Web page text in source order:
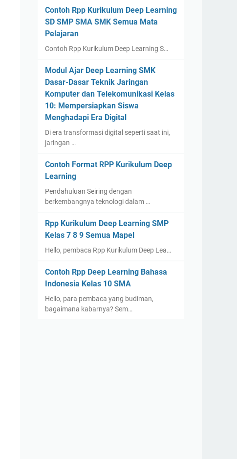
Contoh Rpp Kurikulum Deep Learning
SD SMP SMA SMK Semua Mata
Pelajaran
Contoh Rpp Kurikulum Deep Learning S…
Modul Ajar Deep Learning SMK
Dasar-Dasar Teknik Jaringan
Komputer dan Telekomunikasi Kelas
10: Mempersiapkan Siswa
Menghadapi Era Digital
Di era transformasi digital seperti saat ini,
jaringan …
Contoh Format RPP Kurikulum Deep
Learning
Pendahuluan Seiring dengan
berkembangnya teknologi dalam …
Rpp Kurikulum Deep Learning SMP
Kelas 7 8 9 Semua Mapel
Hello, pembaca Rpp Kurikulum Deep Lea…
Contoh Rpp Deep Learning Bahasa
Indonesia Kelas 10 SMA
Hello, para pembaca yang budiman,
bagaimana kabarnya? Sem…